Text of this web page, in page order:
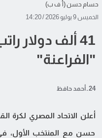
حسام حسن (أ ف ب)
الخميس 9 يوليو 2026 / 14:20
41 ألف
"الفراعنة"
24 ـ أحمد حافظ
أعلن الاتحاد المصري لكرة
حسن مع المنتخب الأول،